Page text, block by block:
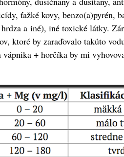
ťažké kovy, benzo(a)pyrén,
a iné), iné toxické látky.
ktoré by zaraďovalo takúto
vápnika + horčíka by mi